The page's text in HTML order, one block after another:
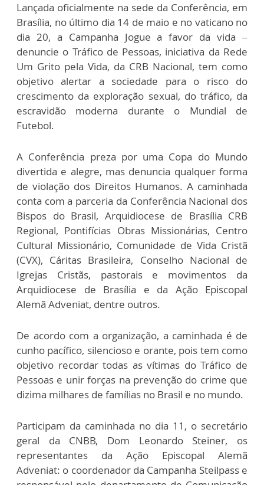
Lançada oficialmente na sede da Conferência, em
Brasília, no último dia 14 de maio e no vaticano no
dia 20, a Campanha Jogue a favor da vida –
denuncie o Tráfico de Pessoas, iniciativa da Rede
Um Grito pela Vida, da CRB Nacional, tem como
objetivo alertar a sociedade para o risco do
crescimento da exploração sexual, do tráfico, da
escravidão moderna durante o Mundial de
Futebol.
A Conferência preza por uma Copa do Mundo
divertida e alegre, mas denuncia qualquer forma
de violação dos Direitos Humanos. A caminhada
conta com a parceria da Conferência Nacional dos
Bispos do Brasil, Arquidiocese de Brasília CRB
Regional, Pontifícias Obras Missionárias, Centro
Cultural Missionário, Comunidade de Vida Cristã
(CVX), Cáritas Brasileira, Conselho Nacional de
Igrejas Cristãs, pastorais e movimentos da
Arquidiocese de Brasília e da Ação Episcopal
Alemã Adveniat, dentre outros.
De acordo com a organização, a caminhada é de
cunho pacífico, silencioso e orante, pois tem como
objetivo recordar todas as vítimas do Tráfico de
Pessoas e unir forças na prevenção do crime que
dizima milhares de famílias no Brasil e no mundo.
Participam da caminhada no dia 11, o secretário
geral da CNBB, Dom Leonardo Steiner, os
representantes da Ação Episcopal Alemã
Adveniat: o coordenador da Campanha Steilpass e